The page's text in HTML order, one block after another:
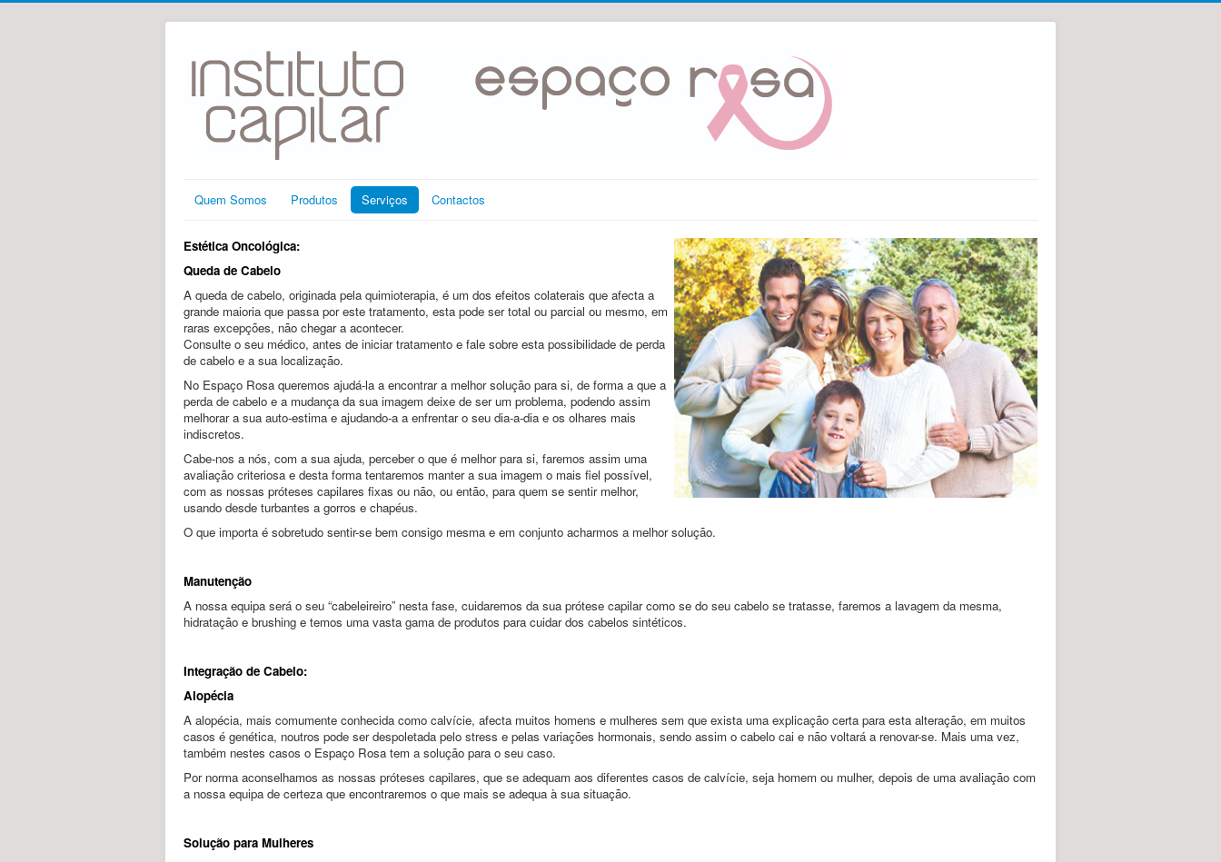
Quem Somos Produtos Serviços Contactos
Estética Oncológica:
Queda de Cabelo
A queda de cabelo, originada pela quimioterapia, é um dos efeitos colaterais que afecta a
grande maioria que passa por este tratamento, esta pode ser total ou parcial ou mesmo, em
raras excepções, não chegar a acontecer.
Consulte o seu médico, antes de iniciar tratamento e fale sobre esta possibilidade de perda
de cabelo e a sua localização.
No Espaço Rosa queremos ajudá-la a encontrar a melhor solução para si, de forma a que a
perda de cabelo e a mudança da sua imagem deixe de ser um problema, podendo assim
melhorar a sua auto-estima e ajudando-a a enfrentar o seu dia-a-dia e os olhares mais
indiscretos.
Cabe-nos a nós, com a sua ajuda, perceber o que é melhor para si, faremos assim uma
avaliação criteriosa e desta forma tentaremos manter a sua imagem o mais fiel possível,
com as nossas próteses capilares fixas ou não, ou então, para quem se sentir melhor,
usando desde turbantes a gorros e chapéus.
O que importa é sobretudo sentir-se bem consigo mesma e em conjunto acharmos a melhor solução.
Manutenção
A nossa equipa será o seu “cabeleireiro” nesta fase, cuidaremos da sua prótese capilar como se do seu cabelo se tratasse, faremos a lavagem da mesma,
hidratação e brushing e temos uma vasta gama de produtos para cuidar dos cabelos sintéticos.
Integração de Cabelo:
Alopécia
A alopécia, mais comumente conhecida como calvície, afecta muitos homens e mulheres sem que exista uma explicação certa para esta alteração, em muitos
casos é genética, noutros pode ser despoletada pelo stress e pelas variações hormonais, sendo assim o cabelo cai e não voltará a renovar-se. Mais uma vez,
também nestes casos o Espaço Rosa tem a solução para o seu caso.
Por norma aconselhamos as nossas próteses capilares, que se adequam aos diferentes casos de calvície, seja homem ou mulher, depois de uma avaliação com
a nossa equipa de certeza que encontraremos o que mais se adequa à sua situação.
Solução para Mulheres